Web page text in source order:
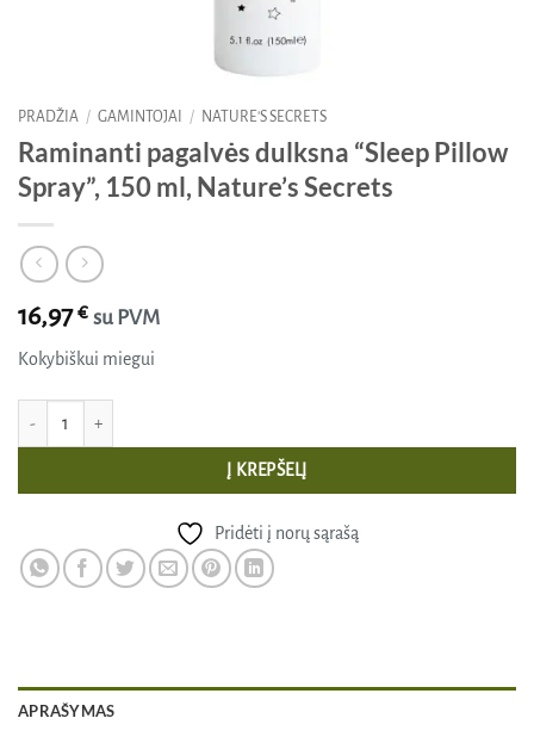
PRADŽIA / GAMINTOJAI / NATURE'S SECRETS
Raminanti pagalvės dulksna “Sleep Pillow
Spray”, 150 ml, Nature’s Secrets
16,97€ su PVM
Kokybiškui miegui
Į KREPŠELĮ
Pridėti į norų sąrašą
APRAŠYMAS